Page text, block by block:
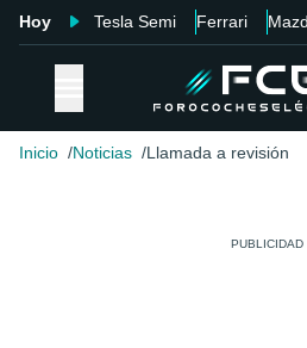
Hoy Tesla Semi Ferrari
Inicio Noticias Llamada a revisión